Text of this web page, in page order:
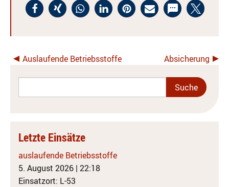
Auslaufende Betriebsstoffe Absicherung
Letzte Einsätze
auslaufende Betriebsstoffe
5. August 2026 | 22:18
Einsatzort: L-53